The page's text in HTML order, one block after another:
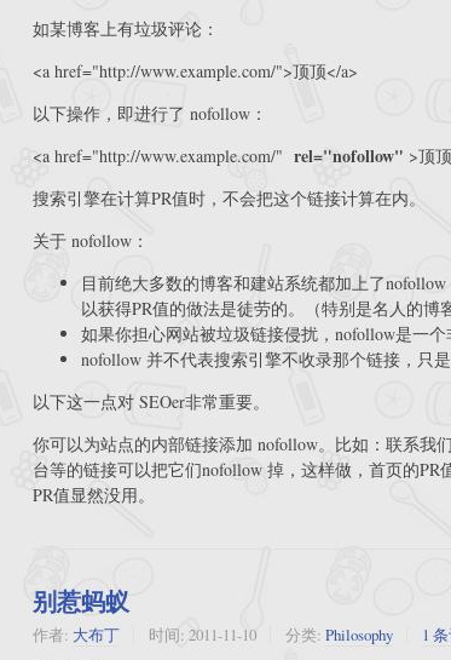
如某博客上有垃圾评论：
<a href="http://www.example.com/">顶顶</a>
以下操作，即进行了 nofollow：
<a href="http://www.example.com/" rel="nofollow" >顶
搜索引擎在计算PR值时，不会把这个链接计算在内。
关于 nofollow：
目前绝大多数的博客和建站系统都加上了
以获得PR值的做法是徒劳的。（特别是名人的博
如果你担心网站被垃圾链接侵扰，nofollow是一个
nofollow 并不代表搜索引擎不收录那个链接，只
以下这一点对 SEOer非常重要。
你可以为站点的内部链接添加 nofollow。比如：联系我
台等的链接可以把它们nofollow 掉，这样做，首页的
PR值显然没用。
别惹蚂蚁
作者: 大布丁 时间: 2011-11-10 分类: Philosophy 1